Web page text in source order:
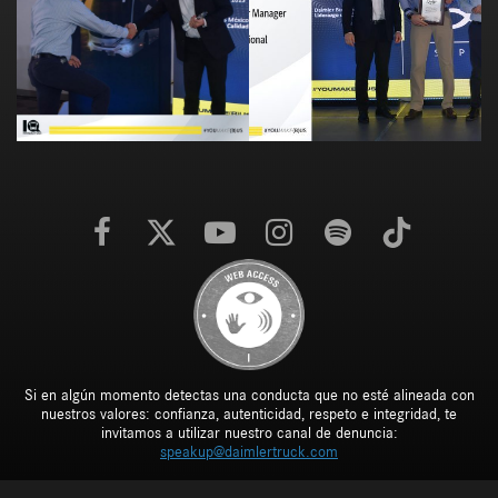
Si en algún momento detectas una conducta que no esté alineada con
nuestros valores: confianza, autenticidad, respeto e integridad, te
invitamos a utilizar nuestro canal de denuncia:
speakup@daimlertruck.com